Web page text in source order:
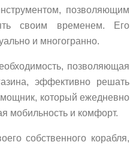
позволяющим
своим временем. Его
и многогранно.
позволяющая
эффективно решать
который ежедневно
мобильность и комфорт.
собственного корабля,